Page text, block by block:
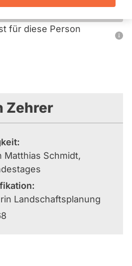
für diese Person
Zehrer
Matthias Schmidt,
Landschaftsplanung